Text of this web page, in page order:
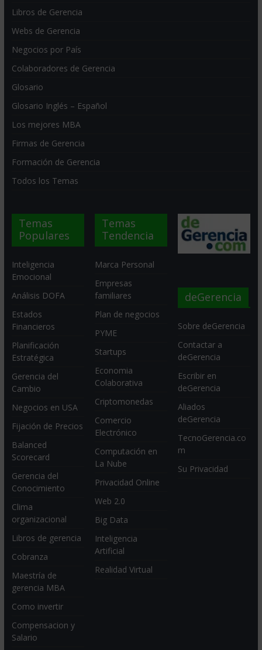
Libros de Gerencia
Webs de Gerencia
Negocios por País
Colaboradores de Gerencia
Glosario
Glosario Inglés – Español
Los mejores MBA
Firmas de Gerencia
Formación de Gerencia
Todos los Temas
Temas
Populares
Inteligencia
Emocional
Análisis DOFA
Estados
Financieros
Planificación
Estratégica
Gerencia del
Cambio
Negocios en USA
Fijación de Precios
Balanced
Scorecard
Gerencia del
Conocimiento
Clima
organizacional
Libros de gerencia
Cobranza
Maestría de
gerencia MBA
Como invertir
Compensacion y
Salario
Temas
Tendencia
Marca Personal
Empresas
familiares
Plan de negocios
PYME
Startups
Economia
Colaborativa
Criptomonedas
Comercio
Electrónico
Computación en
La Nube
Privacidad Online
Web 2.0
Big Data
Inteligencia
Artificial
Realidad Virtual
deGerencia
Sobre deGerencia
Contactar a
deGerencia
Escribir en
deGerencia
Aliados
deGerencia
TecnoGerencia.co
m
Su Privacidad